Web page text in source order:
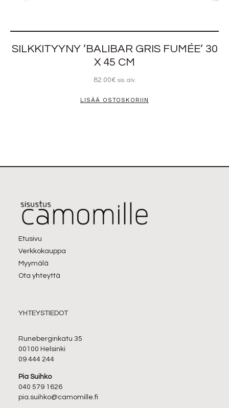
SILKKITYYNY ’BALIBAR GRIS FUMÉE’ 30
X 45 CM
82.00€ sis. alv.
LISÄÄ OSTOSKORIIN
Etusivu
Verkkokauppa
Myymälä
Ota yhteyttä
YHTEYSTIEDOT
Runeberginkatu 35
00100 Helsinki
09 444 244
Pia Suihko
040 579 1626
pia.suihko@camomille.fi